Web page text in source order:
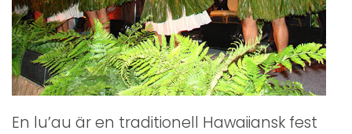
En lu’au är en traditionell Hawaiiansk fest